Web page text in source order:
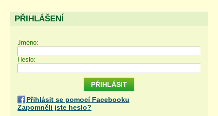
PŘIHLÁŠENÍ
Jméno:
Heslo:
Přihlásit se pomocí Facebooku
Zapomněli jste heslo?